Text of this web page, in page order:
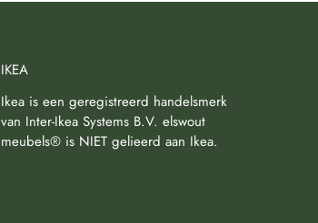
IKEA
Ikea is een geregistreerd handelsmerk
van Inter-Ikea Systems B.V. elswout
meubels® is NIET gelieerd aan Ikea.